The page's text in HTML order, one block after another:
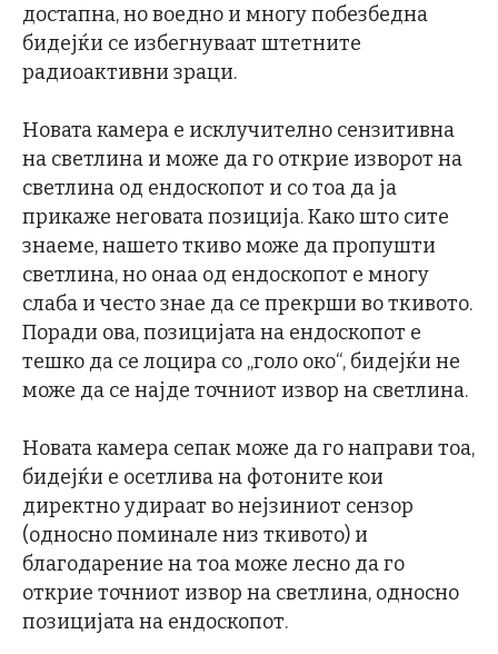
достапна, но воедно и многу побезбедна
бидејќи се избегнуваат штетните
радиоактивни зраци.
Новата камера е исклучително сензитивна
на светлина и може да го открие изворот на
светлина од ендоскопот и со тоа да ја
прикаже неговата позиција. Како што сите
знаеме, нашето ткиво може да пропушти
светлина, но онаа од ендоскопот е многу
слаба и често знае да се прекрши во ткивото.
Поради ова, позицијата на ендоскопот е
тешко да се лоцира со „голо око“, бидејќи не
може да се најде точниот извор на светлина.
Новата камера сепак може да го направи тоа,
бидејќи е осетлива на фотоните кои
директно удираат во нејзиниот сензор
(односно поминале низ ткивото) и
благодарение на тоа може лесно да го
открие точниот извор на светлина, односно
позицијата на ендоскопот.